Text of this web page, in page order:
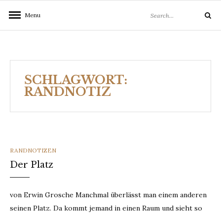
Menu
for:
Search
SCHLAGWORT:
RANDNOTIZ
CATEGORIES
RANDNOTIZEN
Der Platz
von Erwin Grosche Manchmal überlässt man einem anderen
seinen Platz. Da kommt jemand in einen Raum und sieht so